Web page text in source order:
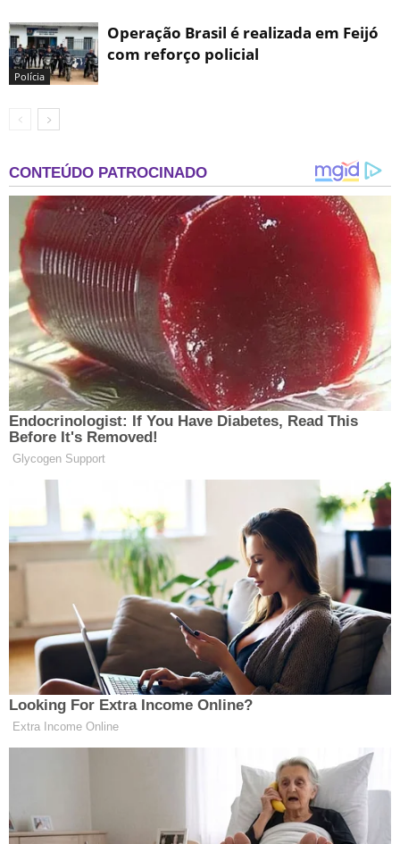
Polícia
Operação Brasil é realizada em Feijó
com reforço policial